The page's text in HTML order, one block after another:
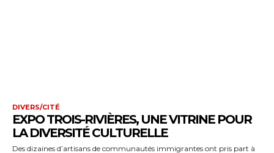
DIVERS/CITÉ
EXPO TROIS-RIVIÈRES, UNE VITRINE POUR
LA DIVERSITÉ CULTURELLE
Des dizaines d’artisans de communautés immigrantes ont pris part à